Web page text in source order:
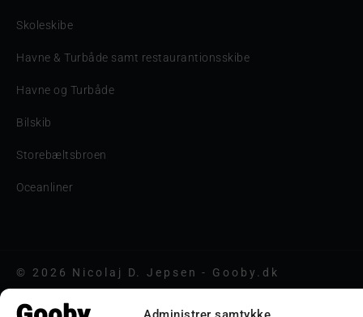
Skoleskibe
Havne & Turbåde samt restaurantionsskibe
Havne og Turbåde
Bilskib
Storebæltsbroen
Oceanliner
© 2026 Nicolaj D. Jepsen - Gooby.dk